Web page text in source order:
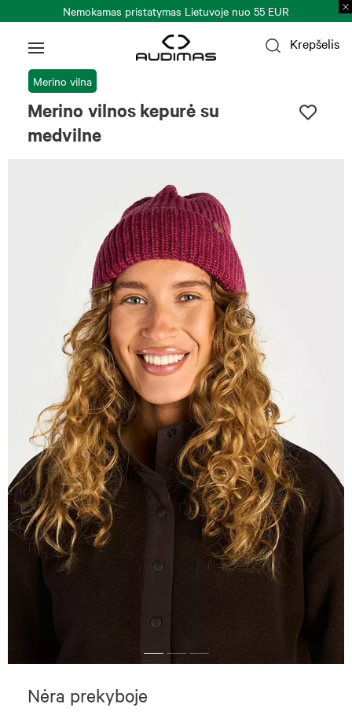
Nemokamas pristatymas Lietuvoje nuo 55 EUR
Krepšelis
Merino vilna
Merino vilnos kepurė su
medvilne
Nėra prekyboje